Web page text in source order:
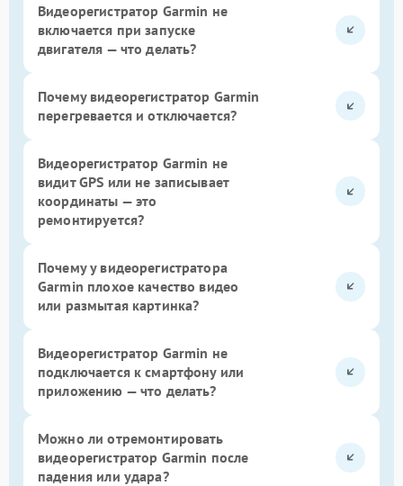
Видеорегистратор Garmin не
включается при запуске
двигателя — что делать?
Почему видеорегистратор Garmin
перегревается и отключается?
Видеорегистратор Garmin не
видит GPS или не записывает
координаты — это
ремонтируется?
Почему у видеорегистратора
Garmin плохое качество видео
или размытая картинка?
Видеорегистратор Garmin не
подключается к смартфону или
приложению — что делать?
Можно ли отремонтировать
видеорегистратор Garmin после
падения или удара?